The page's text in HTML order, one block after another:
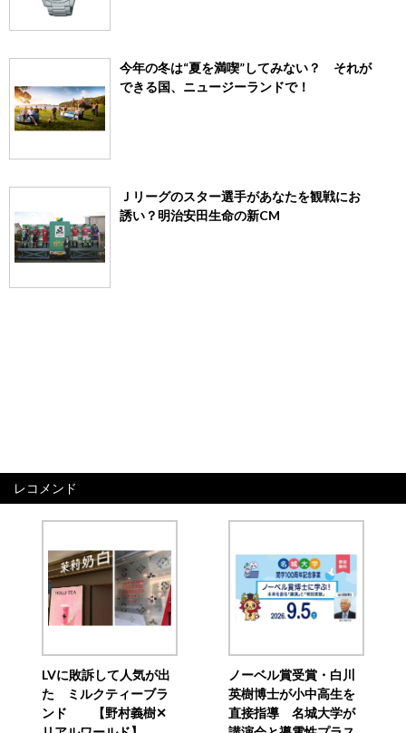
今年の冬は“夏を満喫”してみない？ それが
できる国、ニュージーランドで！
Ｊリーグのスター選手があなたを観戦にお
誘い？明治安田生命の新CM
レコメンド
LVに敗訴して人気が出
た ミルクティーブラ
ンド 【野村義樹✕
ノーベル賞受賞・白川
英樹博士が小中高生を
直接指導 名城大学が